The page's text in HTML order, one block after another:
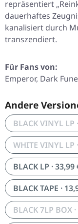
repräsentiert
dauerhaftes
kanalisiert durch
transzendiert.
Für Fans von:
Emperor, Dark
Andere
BLACK VINYL LP
WHITE VINYL LP
BLACK LP · 33,99
BLACK TAPE ·
BLACK 7LP BOX